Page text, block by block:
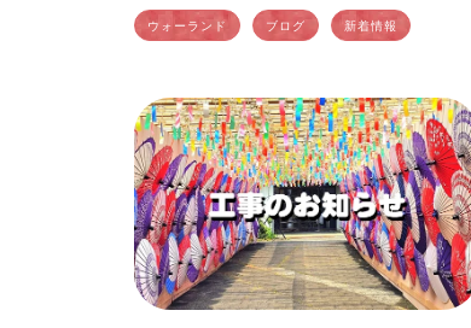
が、関ケ原ウォーランドで開催中の和傘物
語では、梅雨時ならではのシャ […]
ウォーランド ブログ 新着情報